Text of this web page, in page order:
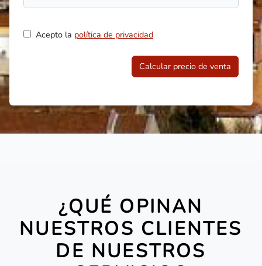
Acepto la política de privacidad
Calcular precio de venta
¿QUÉ OPINAN
NUESTROS CLIENTES
DE NUESTROS